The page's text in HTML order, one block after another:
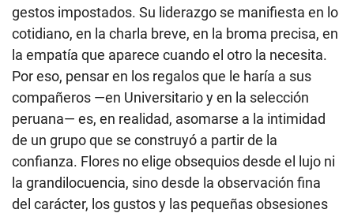
gestos impostados. Su liderazgo se manifiesta en lo
cotidiano, en la charla breve, en la broma precisa, en
la empatía que aparece cuando el otro la necesita.
Por eso, pensar en los regalos que le haría a sus
compañeros —en Universitario y en la selección
peruana— es, en realidad, asomarse a la intimidad
de un grupo que se construyó a partir de la
confianza. Flores no elige obsequios desde el lujo ni
la grandilocuencia, sino desde la observación fina
del carácter, los gustos y las pequeñas obsesiones